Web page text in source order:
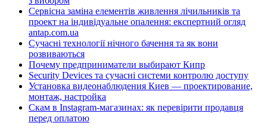
Сервісна заміна елементів живлення лічильників та
проект на індивідуальне опалення: експертний огляд
antap.com.ua
Сучасні технології нічного бачення та як вони
розвиваються
Почему предприниматели выбирают Кипр
Security Devices та сучасні системи контролю доступу
Установка видеонаблюдения Киев — проектирование,
монтаж, настройка
Скам в Instagram-магазинах: як перевірити продавця
перед оплатою